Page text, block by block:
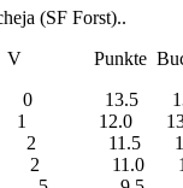
(SF Forst)..
Buchh
13.5
12.0 132.5
133.0